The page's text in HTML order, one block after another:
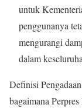
untuk
penggunanya
mengurangi
dalam
Definisi
bagaimana